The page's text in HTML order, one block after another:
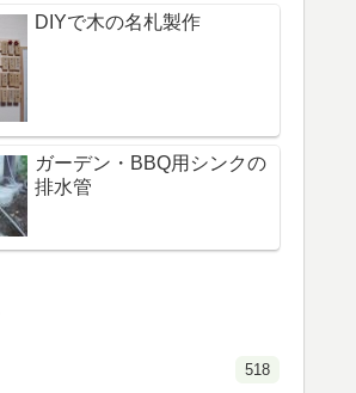
DIYで木の名札製作
ガーデン・BBQ用シンクの
排水管
518